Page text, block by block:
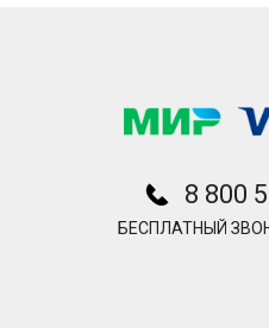
8 800
БЕСПЛАТНЫЙ